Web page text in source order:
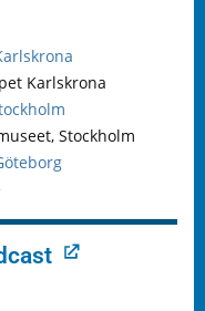
Karlskrona
Stockholm